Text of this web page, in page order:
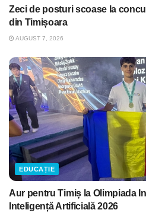
Zeci de posturi scoase la
din Timișoara
AUGUST 7, 2026
EDUCAȚIE
Aur pentru Timiș la Olimpiada
Inteligență Artificială 2026